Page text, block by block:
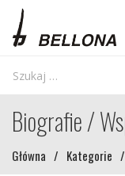
Biografie /
Główna / Kategorie /